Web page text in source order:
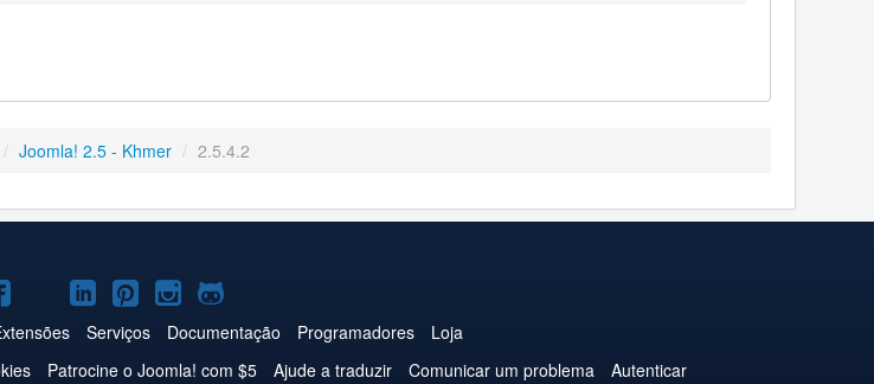
/ Joomla! 2.5 - Khmer / 2.5.4.2
Joomla!
no
Facebook
Joomla!
no
YouTube
Joomla!
no
LinkedIn
Joomla!
no
Pinterest
Joomla!
no
Instagram
Joomla!
no
GitHub
Serviços Documentação Programadores
Loja
Patrocine o Joomla! com $5 Ajude a traduzir Comunicar um problema Autenticar